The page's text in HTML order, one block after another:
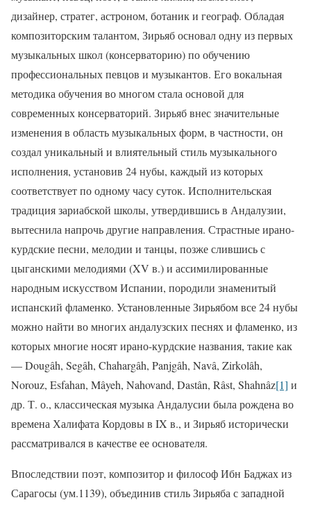
дизайнер, стратег, астроном, ботаник и географ. Обладая
композиторским талантом, Зирьяб основал одну из первых
музыкальных школ (консерваторию) по обучению
профессиональных певцов и музыкантов. Его вокальная
методика обучения во многом стала основой для
современных консерваторий. Зирьяб внес значительные
изменения в область музыкальных форм, в частности, он
создал уникальный и влиятельный стиль музыкального
исполнения, установив 24 нубы, каждый из которых
соответствует по одному часу суток. Исполнительская
традиция зариабской школы, утвердившись в Андалузии,
вытеснила напрочь другие направления. Страстные ирано-
курдские песни, мелодии и танцы, позже слившись с
цыганскими мелодиями (XV в.) и ассимилированные
народным искусством Испании, породили знаменитый
испанский фламенко. Установленные Зирьябом все 24 нубы
можно найти во многих андалузских песнях и фламенко, из
которых многие носят ирано-курдские названия, такие как
— Dougâh, Segâh, Chahargâh, Panjgâh, Navâ, Zirkolâh,
Norouz, Esfahan, Mâyeh, Nahovand, Dastân, Râst, Shahnâz[1] и
др. Т. о., классическая музыка Андалусии была рождена во
времена Халифата Кордовы в IX в., и Зирьяб исторически
рассматривался в качестве ее основателя.
Впоследствии поэт, композитор и философ Ибн Бaджах из
Сарагосы (ум.1139), объединив стиль Зирьяба с западной